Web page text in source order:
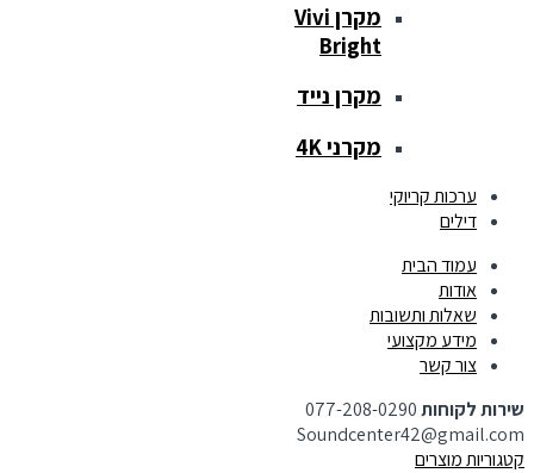
מקרן Vivi
Bright
מקרן נייד
מקרני 4K
ערכות קריוקי
דילים
עמוד הבית
אודות
שאלות ותשובות
מידע מקצועי
צור קשר
שירות לקוחות077-208-0290
Soundcenter42@gmail.com
קטגוריות מוצרים